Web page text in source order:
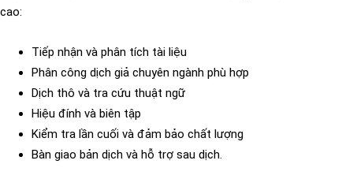
cao:
Tiếp nhận và phân tích tài liệu
Phân công dịch giả chuyên ngành phù hợp
Dịch thô và tra cứu thuật ngữ
Hiệu đính và biên tập
Kiểm tra lần cuối và đảm bảo chất lượng
Bàn giao bản dịch và hỗ trợ sau dịch.